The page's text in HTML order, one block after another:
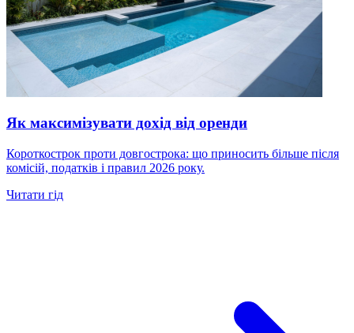
Як максимізувати дохід від оренди
Короткострок проти довгострока: що приносить більше після
комісій, податків і правил 2026 року.
Читати гід